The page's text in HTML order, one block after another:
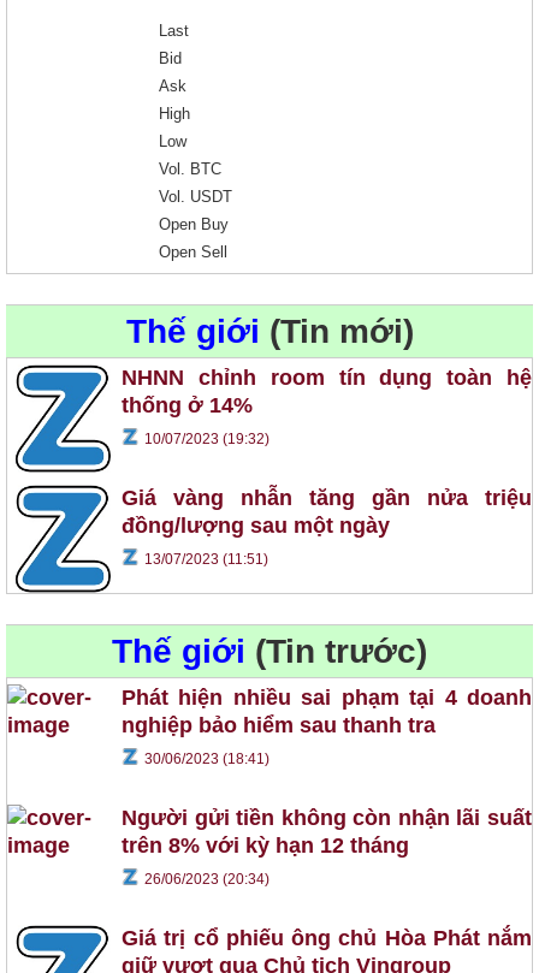
Last
Bid
Ask
High
Low
Vol. BTC
Vol. USDT
Open Buy
Open Sell
Thế giới (Tin mới)
NHNN chỉnh room tín dụng toàn hệ
thống ở 14%
10/07/2023 (19:32)
Giá vàng nhẫn tăng gần nửa triệu
đồng/lượng sau một ngày
13/07/2023 (11:51)
Thế giới (Tin trước)
Phát hiện nhiều sai phạm tại 4 doanh
nghiệp bảo hiểm sau thanh tra
30/06/2023 (18:41)
Người gửi tiền không còn nhận lãi suất
trên 8% với kỳ hạn 12 tháng
26/06/2023 (20:34)
Giá trị cổ phiếu ông chủ Hòa Phát nắm
giữ vượt qua Chủ tịch Vingroup